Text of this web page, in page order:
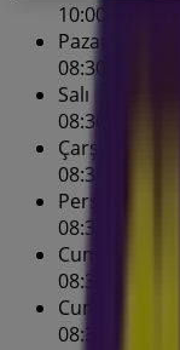
10:00 - 20:00
Pazartesi
08:30 - 20:30
Salı
08:30 - 20:30
Çarşamba
08:30 - 20:30
Perşembe
08:30 - 20:30
Cuma
08:30 - 20:30
Cumartesi
08:30 - 20:30